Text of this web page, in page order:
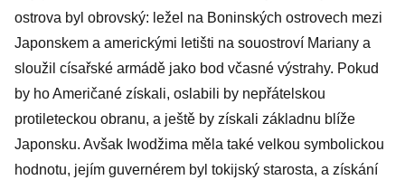
ostrova byl obrovský: ležel na Boninských ostrovech mezi
Japonskem a americkými letišti na souostroví Mariany a
sloužil císařské armádě jako bod včasné výstrahy. Pokud
by ho Američané získali, oslabili by nepřátelskou
protileteckou obranu, a ještě by získali základnu blíže
Japonsku. Avšak Iwodžima měla také velkou symbolickou
hodnotu, jejím guvernérem byl tokijský starosta, a získání